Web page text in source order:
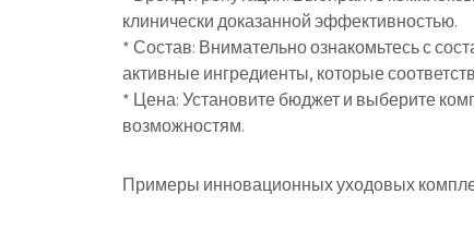
клинически доказанной эффективностью.
* Состав: Внимательно ознакомьтесь с
активные ингредиенты, которые
* Цена: Установите бюджет и выберите
возможностям.
Примеры инновационных уходовых